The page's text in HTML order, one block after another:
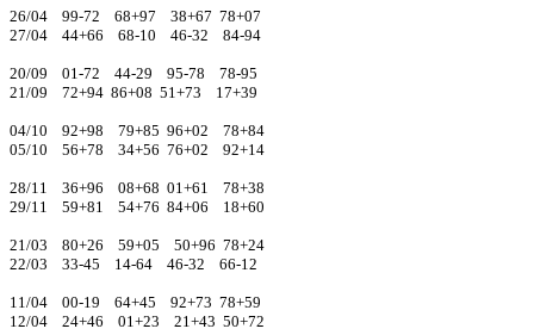
26/04 99-72 68+97 38+67 78+07
27/04 44+66 68-10 46-32 84-94
20/09 01-72 44-29 95-78 78-95
21/09 72+94 86+08 51+73 17+39
04/10 92+98 79+85 96+02 78+84
05/10 56+78 34+56 76+02 92+14
28/11 36+96 08+68 01+61 78+38
29/11 59+81 54+76 84+06 18+60
21/03 80+26 59+05 50+96 78+24
22/03 33-45 14-64 46-32 66-12
11/04 00-19 64+45 92+73 78+59
12/04 24+46 01+23 21+43 50+72